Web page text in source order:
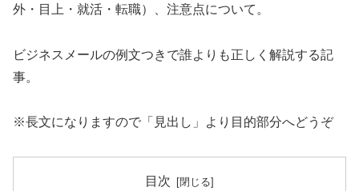
外・目上・就活・転職）、注意点について。
ビジネスメールの例文つきで誰よりも正しく解説する記
事。
※長文になりますので「見出し」より目的部分へどうぞ
目次